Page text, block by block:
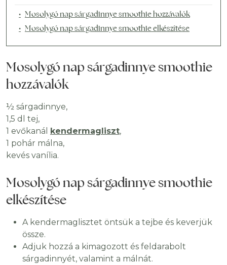
Mosolygó nap sárgadinnye smoothie hozzávalók
Mosolygó nap sárgadinnye smoothie elkészítése
Mosolygó nap sárgadinnye smoothie
hozzávalók
½ sárgadinnye,
1,5 dl tej,
1 evőkanál kendermagliszt,
1 pohár málna,
kevés vanília.
Mosolygó nap sárgadinnye smoothie
elkészítése
A kendermaglisztet öntsük a tejbe és keverjük
össze.
Adjuk hozzá a kimagozott és feldarabolt
sárgadinnyét, valamint a málnát.